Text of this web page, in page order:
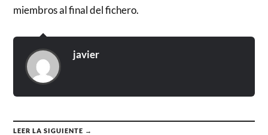
miembros al final del fichero.
javier
LEER LA SIGUIENTE →